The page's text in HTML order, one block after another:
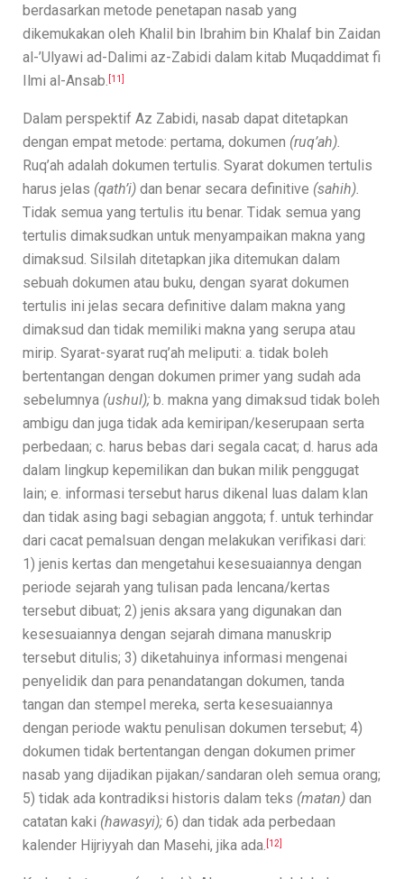
berdasarkan metode penetapan nasab yang
dikemukakan oleh Khalil bin Ibrahim bin Khalaf bin Zaidan
al-’Ulyawi ad-Dalimi az-Zabidi dalam kitab Muqaddimat fi
Ilmi al-Ansab.
[11]
Dalam perspektif Az Zabidi, nasab dapat ditetapkan
dengan empat metode: pertama, dokumen (ruq’ah).
Ruq’ah adalah dokumen tertulis. Syarat dokumen tertulis
harus jelas (qath’i) dan benar secara definitive (sahih).
Tidak semua yang tertulis itu benar. Tidak semua yang
tertulis dimaksudkan untuk menyampaikan makna yang
dimaksud. Silsilah ditetapkan jika ditemukan dalam
sebuah dokumen atau buku, dengan syarat dokumen
tertulis ini jelas secara definitive dalam makna yang
dimaksud dan tidak memiliki makna yang serupa atau
mirip. Syarat-syarat ruq’ah meliputi: a. tidak boleh
bertentangan dengan dokumen primer yang sudah ada
sebelumnya (ushul); b. makna yang dimaksud tidak boleh
ambigu dan juga tidak ada kemiripan/keserupaan serta
perbedaan; c. harus bebas dari segala cacat; d. harus ada
dalam lingkup kepemilikan dan bukan milik penggugat
lain; e. informasi tersebut harus dikenal luas dalam klan
dan tidak asing bagi sebagian anggota; f. untuk terhindar
dari cacat pemalsuan dengan melakukan verifikasi dari:
1) jenis kertas dan mengetahui kesesuaiannya dengan
periode sejarah yang tulisan pada lencana/kertas
tersebut dibuat; 2) jenis aksara yang digunakan dan
kesesuaiannya dengan sejarah dimana manuskrip
tersebut ditulis; 3) diketahuinya informasi mengenai
penyelidik dan para penandatangan dokumen, tanda
tangan dan stempel mereka, serta kesesuaiannya
dengan periode waktu penulisan dokumen tersebut; 4)
dokumen tidak bertentangan dengan dokumen primer
nasab yang dijadikan pijakan/sandaran oleh semua orang;
5) tidak ada kontradiksi historis dalam teks (matan) dan
catatan kaki (hawasyi); 6) dan tidak ada perbedaan
kalender Hijriyyah dan Masehi, jika ada.
[12]